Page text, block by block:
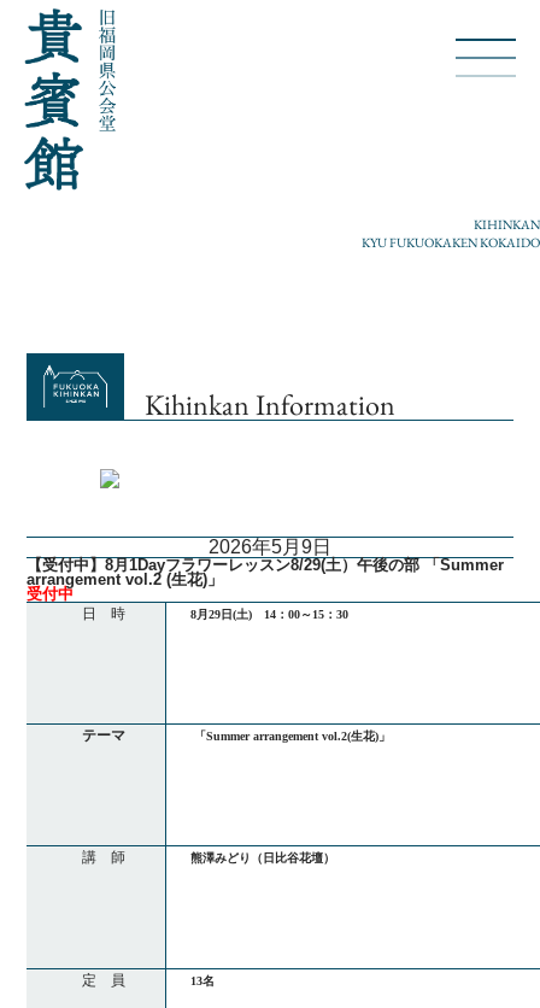
KIHINKAN
KYU FUKUOKAKEN KOKAIDO
Kihinkan Information
2026年5月9日
【受付中】8月1Dayフラワーレッスン8/29(土）午後の部 「Summer
arrangement vol.2 (生花)」
受付中
日 時 8月29日(土) 14：00～15：30
テーマ 「Summer arrangement vol.2(生花)」
講 師 熊澤みどり（日比谷花壇）
定 員 13名